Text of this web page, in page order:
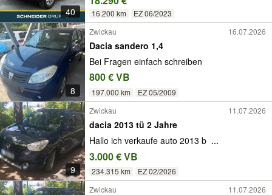
40 16.200 km EZ 06/2023
8
Zwickau 16.07.2026
Dacia sandero 1,4
Bei Fragen einfach schreiben
800 € VB
197.000 km EZ 05/2009
9
Zwickau 11.07.2026
dacia 2013 tü 2 Jahre
Hallo ich verkaufe auto 2013 b ...
3.000 € VB
234.315 km EZ 02/2026
Zwickau 11.07.2026